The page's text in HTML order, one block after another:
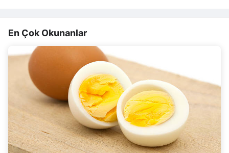
En Çok Okunanlar